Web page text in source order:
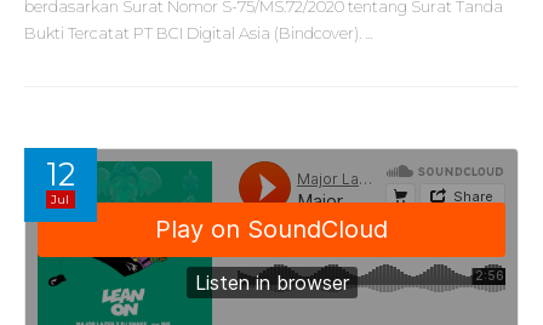
berdasarkan Surat Nomor S-75/MS.72/2020 tentang Surat Tanda
Bukti Tercatat PT BCI Digital Asia (Bindcover). ...
12
Jul